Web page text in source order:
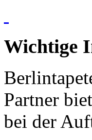
Wichtige
Partner
bei der